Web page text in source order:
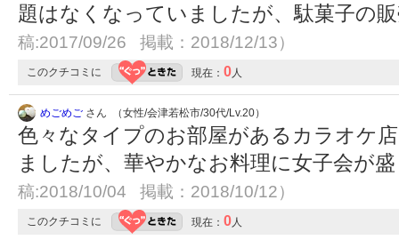
題はなくなっていましたが、駄菓子の
稿:2017/09/26 掲載：2018/12/13）
このクチコミに 現在： 0 人
めごめご さん （女性/会津若松市/30代/Lv.20）
色々なタイプのお部屋があるカラオケ
ましたが、華やかなお料理に女子会が
稿:2018/10/04 掲載：2018/10/12）
このクチコミに 現在： 0 人